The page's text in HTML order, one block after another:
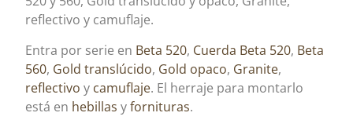
reflectivo y camuflaje.
Entra por serie en Beta 520, Cuerda Beta 520, Beta
560, Gold translúcido, Gold opaco, Granite,
reflectivo y camuflaje. El herraje para montarlo
está en hebillas yfornituras.